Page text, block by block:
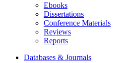
Ebooks
Dissertations
Conference Materials
Reviews
Reports
Databases & Journals